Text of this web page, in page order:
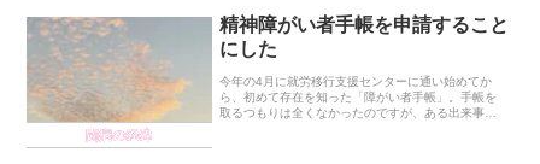
闘病の経緯
精神障がい者手帳を申請すること
にした
今年の4月に就労移行支援センターに通い始めてか
ら、初めて存在を知った「障がい者手帳」。手帳を
取るつもりは全くなかったのですが、ある出来事が